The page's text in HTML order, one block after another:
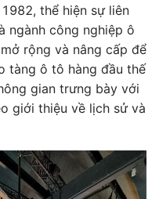
thể hiện sự liên
ngành công nghiệp ô
rộng và nâng cấp để
tàng ô tô hàng đầu thế
gian trưng bày với
giới thiệu về lịch sử và